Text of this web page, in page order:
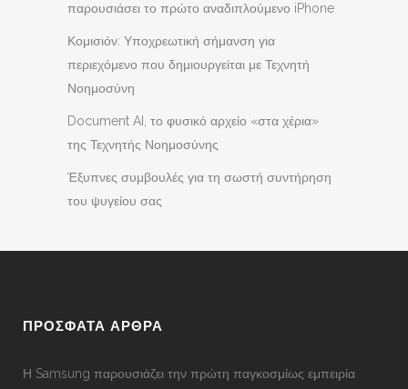
παρουσιάσει το πρώτο αναδιπλούμενο iPhone
Κομισιόν: Υποχρεωτική σήμανση για
περιεχόμενο που δημιουργείται με Τεχνητή
Νοημοσύνη
Document AI, το φυσικό αρχείο «στα χέρια»
της Τεχνητής Νοημοσύνης
Έξυπνες συμβουλές για τη σωστή συντήρηση
του ψυγείου σας
ΠΡΟΣΦΑΤΑ ΑΡΘΡΑ
Η Samsung παρουσιάζει την πρώτη παγκοσμίως εμπειρία